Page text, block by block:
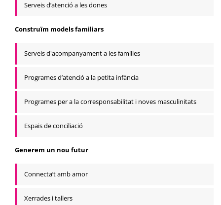
Serveis d’atenció a les dones
Construïm models familiars
Serveis d'acompanyament a les famílies
Programes d’atenció a la petita infància
Programes per a la corresponsabilitat i noves masculinitats
Espais de conciliació
Generem un nou futur
Connecta’t amb amor
Xerrades i tallers